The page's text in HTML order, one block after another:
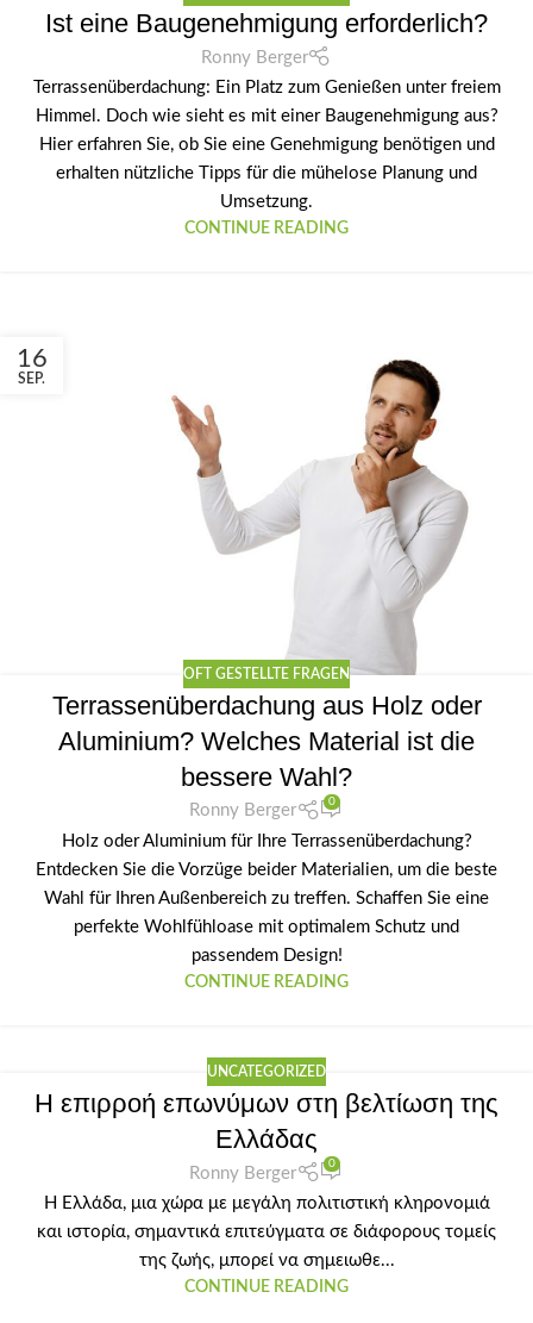
Ist eine Baugenehmigung erforderlich?
Ronny Berger
Terrassenüberdachung: Ein Platz zum Genießen unter freiem
Himmel. Doch wie sieht es mit einer Baugenehmigung aus?
Hier erfahren Sie, ob Sie eine Genehmigung benötigen und
erhalten nützliche Tipps für die mühelose Planung und
Umsetzung.
CONTINUE READING
16
SEP.
OFT GESTELLTE FRAGEN
Terrassenüberdachung aus Holz oder
Aluminium? Welches Material ist die
bessere Wahl?
Ronny Berger
0
Holz oder Aluminium für Ihre Terrassenüberdachung?
Entdecken Sie die Vorzüge beider Materialien, um die beste
Wahl für Ihren Außenbereich zu treffen. Schaffen Sie eine
perfekte Wohlfühloase mit optimalem Schutz und
passendem Design!
CONTINUE READING
UNCATEGORIZED
Η επιρροή επωνύμων στη βελτίωση της
Ελλάδας
Ronny Berger
0
Η Ελλάδα, μια χώρα με μεγάλη πολιτιστική κληρονομιά
και ιστορία, σημαντικά επιτεύγματα σε διάφορους τομείς
της ζωής, μπορεί να σημειωθε...
CONTINUE READING